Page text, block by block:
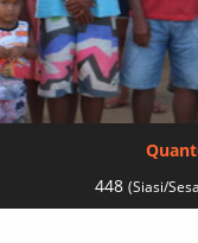
448(Siasi/